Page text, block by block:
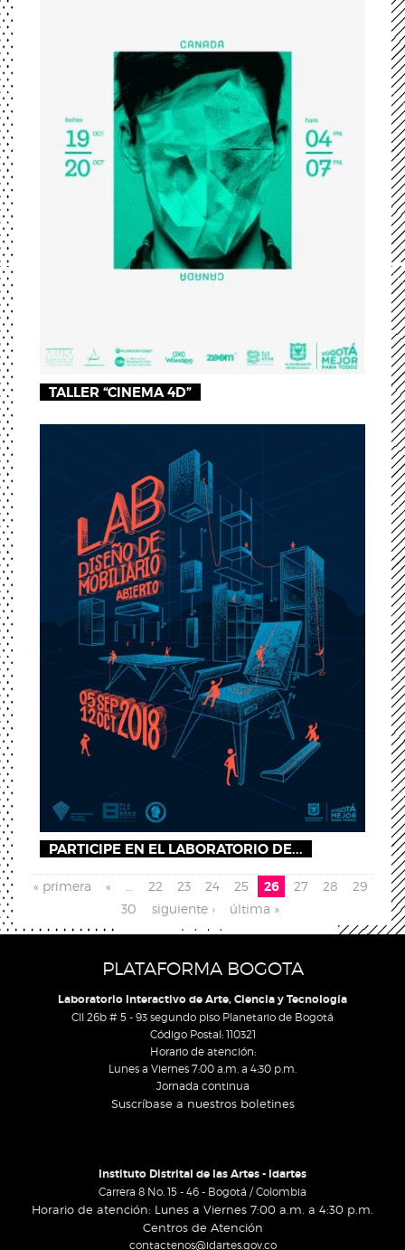
TALLER “CINEMA 4D”
PARTICIPE EN EL LABORATORIO DE...
Pages
« primera « 22 23 24 25 26 27 28
29
30
siguiente › última »
PLATAFORMA BOGOTA
Laboratorio Interactivo de Arte, Ciencia y Tecnología
Cll 26b # 5 - 93 segundo piso Planetario de Bogotá
Código Postal: 110321
Horario de atención:
Lunes a Viernes 7:00 a.m. a 4:30 p.m.
Jornada continua
Suscríbase a nuestros boletines
Instituto Distrital de las Artes - Idartes
Carrera 8 No. 15 - 46 - Bogotá / Colombia
Horario de atención: Lunes a Viernes 7:00 a.m. a 4:30 p.m.
Centros de Atención
contactenos@idartes.gov.co